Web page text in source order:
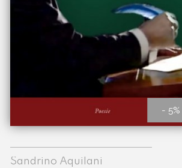
- 5%
Sandrino Aquilani